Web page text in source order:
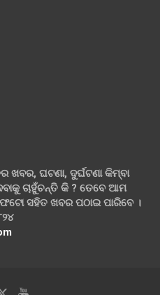
ଘଟଣା, ଦୁର୍ଘଟଣା କିମ୍ବା
ଚାହୁଁଚନ୍ତି କି ? ତେବେ ଆମ
ସହିତ ଖବର ପଠାଇ ପାରିବେ ।